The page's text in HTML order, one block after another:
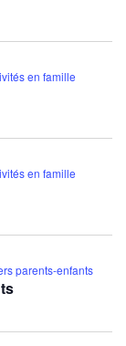
en famille
en famille
parents-enfants